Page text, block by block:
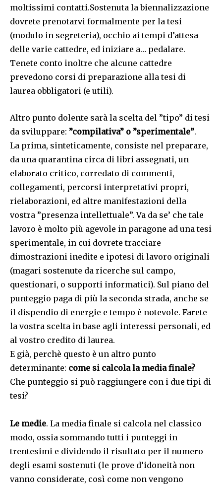
moltissimi contatti.Sostenuta la biennalizzazione
dovrete prenotarvi formalmente per la tesi
(modulo in segreteria), occhio ai tempi d’attesa
delle varie cattedre, ed iniziare a… pedalare.
Tenete conto inoltre che alcune cattedre
prevedono corsi di preparazione alla tesi di
laurea obbligatori (e utili).
Altro punto dolente sarà la scelta del ”tipo” di tesi
da sviluppare: ”compilativa” o ”sperimentale”.
La prima, sinteticamente, consiste nel preparare,
da una quarantina circa di libri assegnati, un
elaborato critico, corredato di commenti,
collegamenti, percorsi interpretativi propri,
rielaborazioni, ed altre manifestazioni della
vostra ”presenza intellettuale”. Va da se’ che tale
lavoro è molto più agevole in paragone ad una tesi
sperimentale, in cui dovrete tracciare
dimostrazioni inedite e ipotesi di lavoro originali
(magari sostenute da ricerche sul campo,
questionari, o supporti informatici). Sul piano del
punteggio paga di più la seconda strada, anche se
il dispendio di energie e tempo è notevole. Farete
la vostra scelta in base agli interessi personali, ed
al vostro credito di laurea.
E già, perchè questo è un altro punto
determinante: come si calcola la media finale?
Che punteggio si può raggiungere con i due tipi di
tesi?
Le medie. La media finale si calcola nel classico
modo, ossia sommando tutti i punteggi in
trentesimi e dividendo il risultato per il numero
degli esami sostenuti (le prove d’idoneità non
vanno considerate, così come non vengono